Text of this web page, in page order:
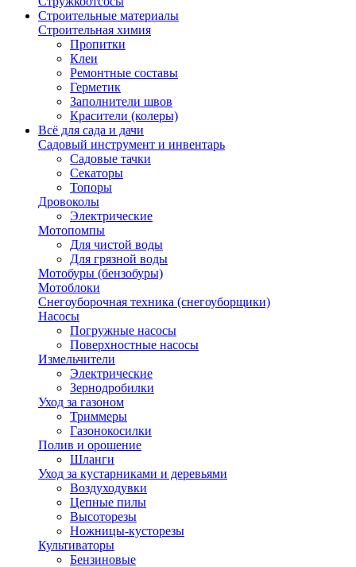
Строительные материалы
Строительная химия
Пропитки
Клеи
Ремонтные составы
Герметик
Заполнители швов
Красители (колеры)
Всё для сада и дачи
Садовый инструмент и инвентарь
Садовые тачки
Секаторы
Топоры
Дровоколы
Электрические
Мотопомпы
Для чистой воды
Для грязной воды
Мотобуры (бензобуры)
Мотоблоки
Снегоуборочная техника (снегоуборщики)
Насосы
Погружные насосы
Поверхностные насосы
Измельчители
Электрические
Зернодробилки
Уход за газоном
Триммеры
Газонокосилки
Полив и орошение
Шланги
Уход за кустарниками и деревьями
Воздуходувки
Цепные пилы
Высоторезы
Ножницы-кусторезы
Культиваторы
Бензиновые